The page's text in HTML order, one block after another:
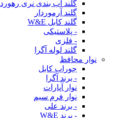
گلند آب بندی نری رهورد
گلند آرموردار
گلند کابل W&E
- پلاستیکی
- فلزی
گلند لوله آگرا
نوار محافظ
جوراب کابل
- برند آگرا
نوار آپارات
نوار فرم سیم
- برند علی
- برند W&E